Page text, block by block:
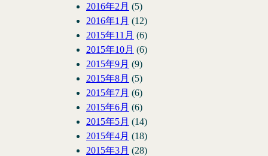
2016年2月 (5)
2016年1月 (12)
2015年11月 (6)
2015年10月 (6)
2015年9月 (9)
2015年8月 (5)
2015年7月 (6)
2015年6月 (6)
2015年5月 (14)
2015年4月 (18)
2015年3月 (28)